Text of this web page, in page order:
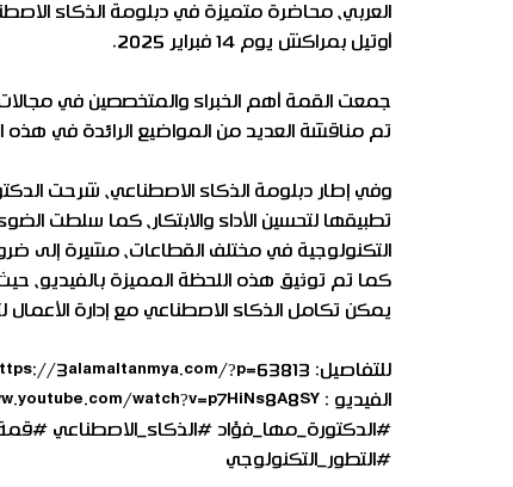
العربي، محاضرة متميزة في دبلومة الذكاء
أوتيل بمراكش يوم 14 فبراير 2025.
جمعت القمة أهم الخبراء والمتخصصين في مجالات
تم مناقشة العديد من المواضيع الرائدة في هذه
وفي إطار دبلومة الذكاء الاصطناعي، شرحت
تطبيقها لتحسين الأداء والابتكار، كما سلطت
التكنولوجية في مختلف القطاعات، مشيرة إلى
كما تم توثيق هذه اللحظة المميزة بالفيديو،
يمكن تكامل الذكاء الاصطناعي مع إدارة
للتفاصيل: https://3alamaltanmya.com/?p=63813
الفيديو : https://www.youtube.com/watch?v=p7HiNs8A8SY
#الدكتورة_مها_فؤاد #الذكاء_الاصطناعي
#التطور_التكنولوجي